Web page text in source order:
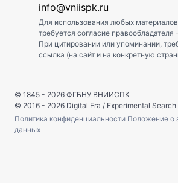
info@vniispk.ru
Для использования любых материалов
требуется согласие
При цитировании или упоминании,
ссылка (на сайт и на конкретную
© 1845 - 2026 ФГБНУ ВНИИСПК
© 2016 - 2026 Digital Era / Experimental
Политика конфиденциальности Положение о
данных